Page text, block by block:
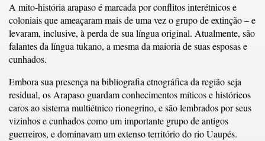
A mito-história arapaso é marcada por conflitos interétnicos e
coloniais que ameaçaram mais de uma vez o grupo de extinção – e
levaram, inclusive, à perda de sua língua original. Atualmente, são
falantes da língua tukano, a mesma da maioria de suas esposas e
cunhados.
Embora sua presença na bibliografia etnográfica da região seja
residual, os Arapaso guardam conhecimentos míticos e históricos
caros ao sistema multiétnico rionegrino, e são lembrados por seus
vizinhos e cunhados como um importante grupo de antigos
guerreiros, e dominavam um extenso território do rio Uaupés.